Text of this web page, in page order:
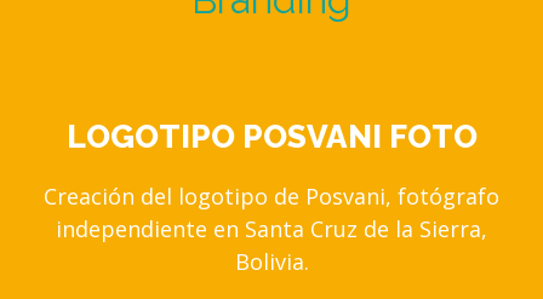
LOGOTIPO POSVANI FOTO
Creación del logotipo de Posvani, fotógrafo
independiente en Santa Cruz de la Sierra,
Bolivia.